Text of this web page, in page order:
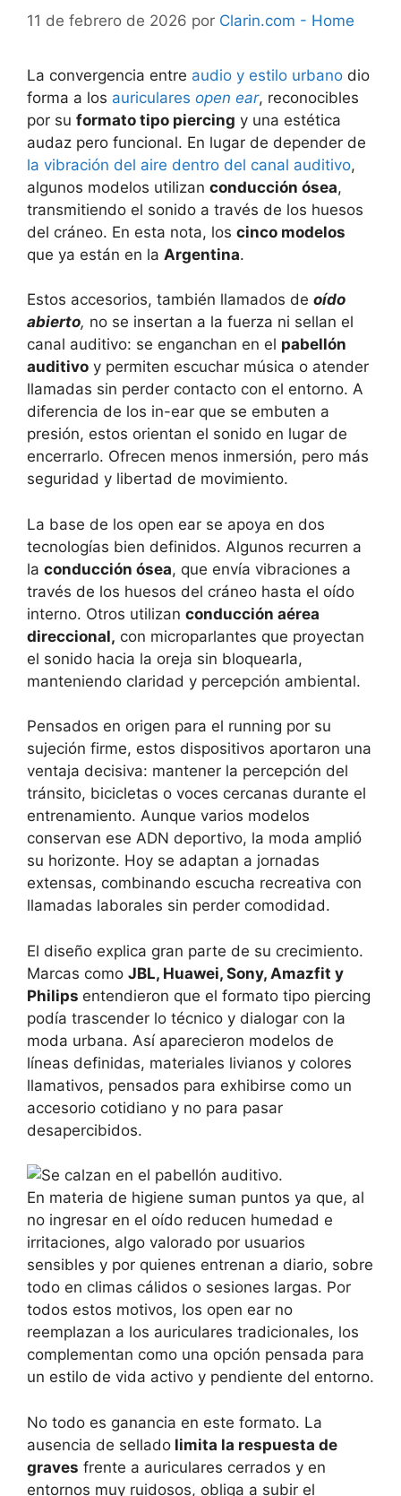
11 de febrero de 2026 por Clarin.com - Home
La convergencia entre audio y estilo urbano dio
forma a los auriculares open ear, reconocibles
por su formato tipo piercing y una estética
audaz pero funcional. En lugar de depender de
la vibración del aire dentro del canal auditivo,
algunos modelos utilizan conducción ósea,
transmitiendo el sonido a través de los huesos
del cráneo. En esta nota, los cinco modelos
que ya están en la Argentina.
Estos accesorios, también llamados de oído
abierto, no se insertan a la fuerza ni sellan el
canal auditivo: se enganchan en el pabellón
auditivo y permiten escuchar música o atender
llamadas sin perder contacto con el entorno. A
diferencia de los in-ear que se embuten a
presión, estos orientan el sonido en lugar de
encerrarlo. Ofrecen menos inmersión, pero más
seguridad y libertad de movimiento.
La base de los open ear se apoya en dos
tecnologías bien definidos. Algunos recurren a
la conducción ósea, que envía vibraciones a
través de los huesos del cráneo hasta el oído
interno. Otros utilizan conducción aérea
direccional, con microparlantes que proyectan
el sonido hacia la oreja sin bloquearla,
manteniendo claridad y percepción ambiental.
Pensados en origen para el running por su
sujeción firme, estos dispositivos aportaron una
ventaja decisiva: mantener la percepción del
tránsito, bicicletas o voces cercanas durante el
entrenamiento. Aunque varios modelos
conservan ese ADN deportivo, la moda amplió
su horizonte. Hoy se adaptan a jornadas
extensas, combinando escucha recreativa con
llamadas laborales sin perder comodidad.
El diseño explica gran parte de su crecimiento.
Marcas como JBL, Huawei, Sony, Amazfit y
Philips entendieron que el formato tipo piercing
podía trascender lo técnico y dialogar con la
moda urbana. Así aparecieron modelos de
líneas definidas, materiales livianos y colores
llamativos, pensados para exhibirse como un
accesorio cotidiano y no para pasar
desapercibidos.
En materia de higiene suman puntos ya que, al
no ingresar en el oído reducen humedad e
irritaciones, algo valorado por usuarios
sensibles y por quienes entrenan a diario, sobre
todo en climas cálidos o sesiones largas. Por
todos estos motivos, los open ear no
reemplazan a los auriculares tradicionales, los
complementan como una opción pensada para
un estilo de vida activo y pendiente del entorno.
No todo es ganancia en este formato. La
ausencia de sellado limita la respuesta de
graves frente a auriculares cerrados y en
entornos muy ruidosos, obliga a subir el